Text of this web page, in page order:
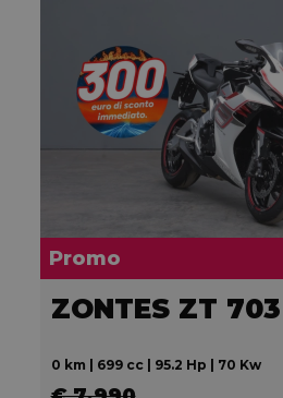
Promo
ZONTES ZT 703
0 km | 699 cc | 95.2 Hp | 70 Kw